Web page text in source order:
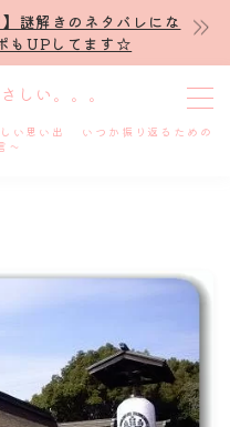
謎解きのネタバレにな
もUPしてます☆
しい。。。
しい思い出 いつか振り返るための
～